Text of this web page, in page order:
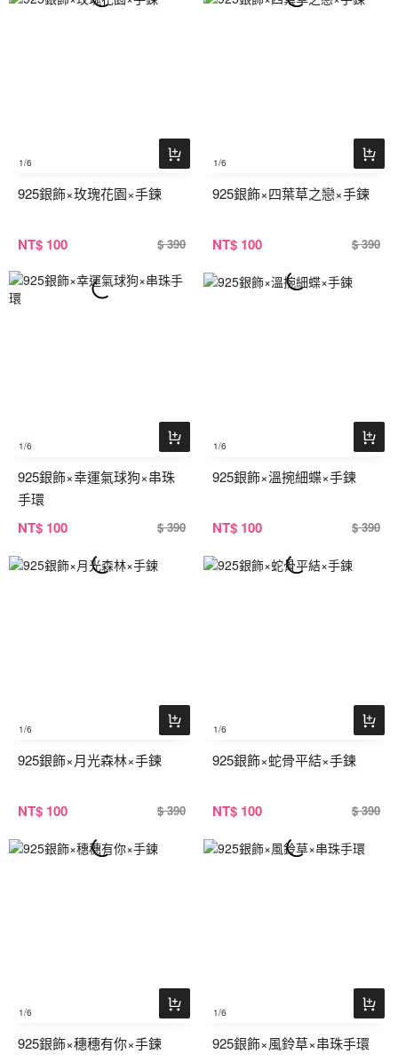
1/6
925銀飾×玫瑰花園×手鍊
NT$ 100 $ 390
1/6
925銀飾×四葉草之戀×手鍊
NT$ 100 $ 390
1/6
925銀飾×幸運氣球狗×串珠
手環
NT$ 100 $ 390
1/6
925銀飾×溫捥細蝶×手鍊
NT$ 100 $ 390
1/6
925銀飾×月光森林×手鍊
NT$ 100 $ 390
1/6
925銀飾×蛇骨平結×手鍊
NT$ 100 $ 390
1/6
925銀飾×穗穗有你×手鍊
1/6
925銀飾×風鈴草×串珠手環